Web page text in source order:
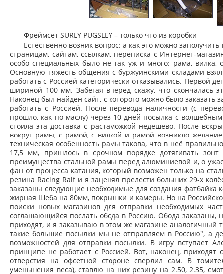
Фреймсет SURLY PUGSLEY – только что из коробки
Естественно возник вопрос: а как это можно
страницам, сайтам, ссылкам, переписка с Интернет-
особо специальных было не так уж и много: рама,
Основную тяжесть общения с буржуинскими складами
работать с Россией категорически отказывались. Первой
шириной 100 мм. Забегая вперёд скажу, что скончалась
Наконец был найден сайт, с которого можно было
работать с Россией. После перевода наличности (с
прошло, как по маслу) через 10 дней посылка с
стоила эта доставка с растаможкой недёшево. После
вокруг рамы, с рамой, с вилкой и рамой возникло
техническая особенность рамы такова, что в неё
17,5 мм, пришлось в срочном порядке дотягивать
преимущества стальной рамы перед алюминиевой и, о
фан от процесса катания, который возможен только на
резина Racing Ralf и я заценял прелести больших 29-х
заказаны следующие необходимые для создания
жирная Шеба на 80мм, покрышки и камеры. Но на
поиски новых магазинов для отправки необходимых
соглашающийся послать обода в Россию. Обода заказаны,
приходят, и я заказываю в этом же магазине
такие большие посылки мы не отправляем в Россию", а
возможностей для отправки посылки. В игру вступает
принципе не работает с Россией. Вот, наконец,
отверстия на офсетной стороне сверлил сам. В
уменьшения веса), ставлю на них резину на 2.50, 2.35,